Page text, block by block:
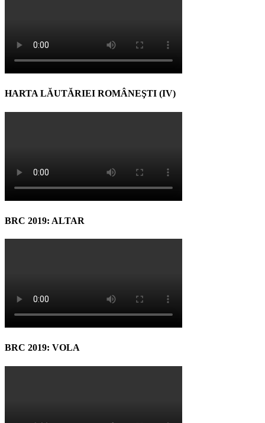
HARTA LĂUTĂRIEI ROMÂNEŞTI (IV)
BRC 2019: ALTAR
BRC 2019: VOLA